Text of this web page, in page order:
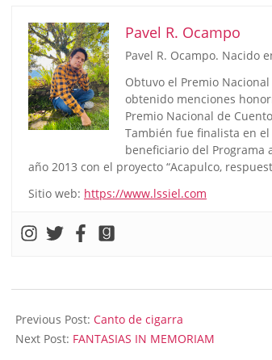
Pavel R. Ocampo
Pavel R. Ocampo. Nacido
Obtuvo el Premio
obtenido menciones
Premio Nacional de
También fue finalista en
beneficiario del Programa
año 2013 con el proyecto “Acapulco,
Sitio web: https://www.lssiel.com
03-
14
Previous Post: Canto de cigarra
Next Post: FANTASIAS IN MEMORIAM